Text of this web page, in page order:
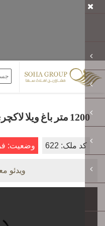
1200 متر باغ ویلا لاکچری در خوشنام ملارد
کد ملک: 622 وضعیت:
ویدئو